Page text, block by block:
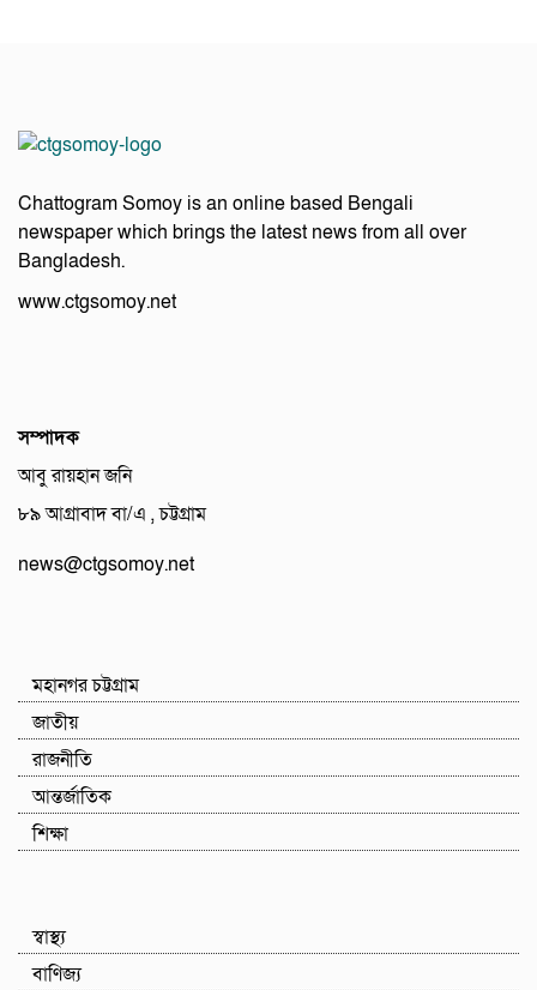
Chattogram Somoy is an online based Bengali
newspaper which brings the latest news from all over
Bangladesh.
www.ctgsomoy.net
সম্পাদক
আবু রায়হান জনি
৮৯ আগ্রাবাদ বা/এ , চট্টগ্রাম
news@ctgsomoy.net
মহানগর চট্টগ্রাম
জাতীয়
রাজনীতি
আন্তর্জাতিক
শিক্ষা
স্বাস্থ্য
বাণিজ্য